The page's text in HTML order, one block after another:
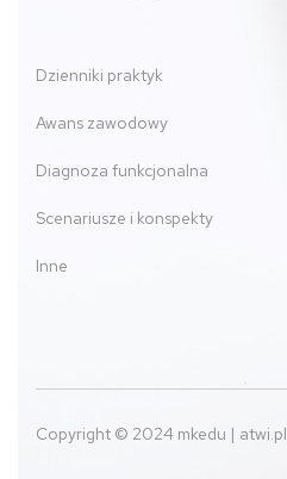
Dzienniki praktyk
Awans zawodowy
Diagnoza funkcjonalna
Scenariusze i konspekty
Inne
Copyright © 2024 mkedu | atwi.pl